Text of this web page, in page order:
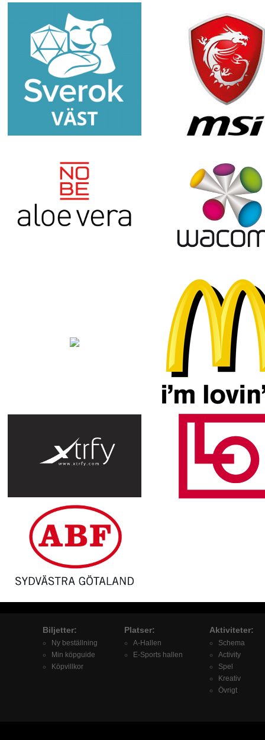
Biljetter:
Ny beställning
Min köpguide
Köpvillkor
Platser:
A-Hallen
E-Sports hallen
Aktiviteter:
Schema
Activity
Spel
Kreativ
Övrigt